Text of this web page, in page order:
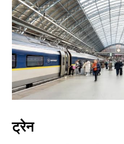
ट्रेन